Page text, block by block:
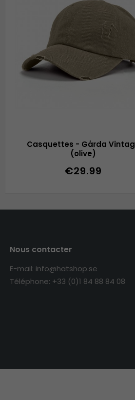
Casquettes - Gårda
(olive)
€29.99
Nous contacter
E-mail: info@hatshop.se
Téléphone: +33 (0)1 84 88 84 08